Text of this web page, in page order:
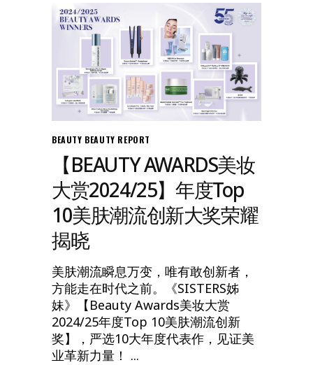
BEAUTY BEAUTY REPORT
【BEAUTY AWARDS美妆
大赏2024/25】年度Top
10美肤潮流创新大奖荣耀
揭晓
美肤潮流瞬息万变，唯有敢创新者，
方能走在时代之前。《SISTERS姊
妹》【Beauty Awards美妆大赏
2024/25年度Top 10美肤潮流创新
奖】，严选10大年度代表作，见证美
业革新力量！